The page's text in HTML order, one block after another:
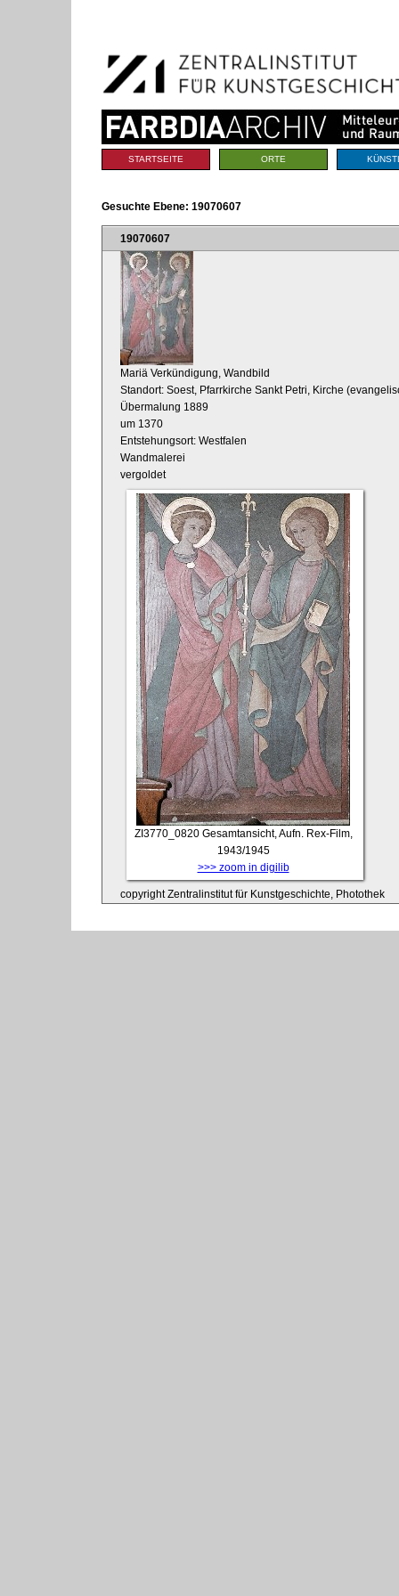
Navigation
Sektionen
STARTSEITE ORTE
Gesuchte Ebene: 19070607
19070607
Mariä Verkündigung, Wandbild
Standort: Soest, Pfarrkirche Sankt Petri, Kirche
Übermalung 1889
um 1370
Entstehungsort: Westfalen
Wandmalerei
vergoldet
ZI3770_0820 Gesamtansicht, Aufn. Rex-Film,
1943/1945
>>> zoom in digilib
copyright Zentralinstitut für Kunstgeschichte, Photothek